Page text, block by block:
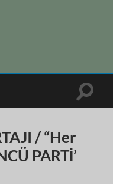
Toggle
/ “Her
PARTİ’